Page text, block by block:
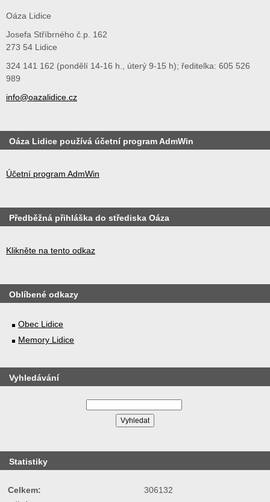
Oáza Lidice
Josefa Stříbrného č.p. 162
273 54 Lidice
324 141 162 (pondělí 14-16 h., úterý 9-15 h); ředitelka: 605 526
989
info@oazalidice.cz
Oáza Lidice používá účetní program AdmWin
Účetní program AdmWin
Předběžná přihláška do střediska Oáza
Klikněte na tento odkaz
Oblíbené odkazy
Obec Lidice
Memory Lidice
Vyhledávání
Statistiky
Celkem:
306132